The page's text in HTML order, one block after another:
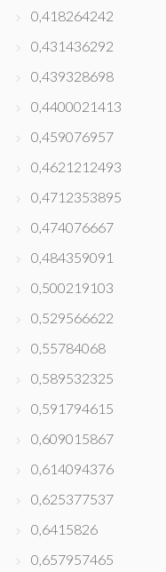
0,418264242
0,431436292
0,439328698
0,4400021413
0,459076957
0,4621212493
0,4712353895
0,474076667
0,484359091
0,500219103
0,529566622
0,55784068
0,589532325
0,591794615
0,609015867
0,614094376
0,625377537
0,6415826
0,657957465